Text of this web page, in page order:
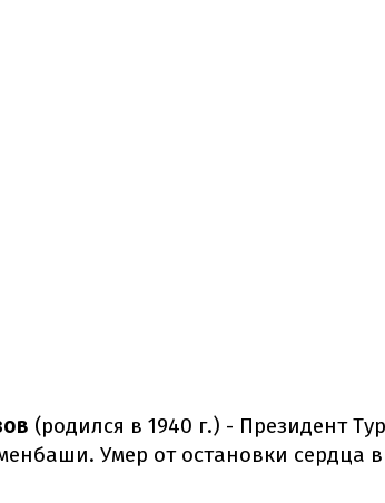
(родился в 1940 г.) - Президент
Умер от остановки сердца